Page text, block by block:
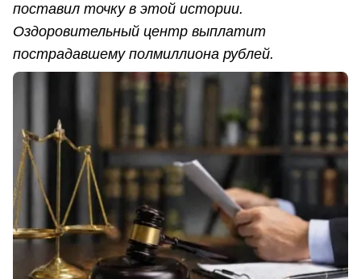
поставил точку в этой истории.
Оздоровительный центр выплатит
пострадавшему полмиллиона рублей.